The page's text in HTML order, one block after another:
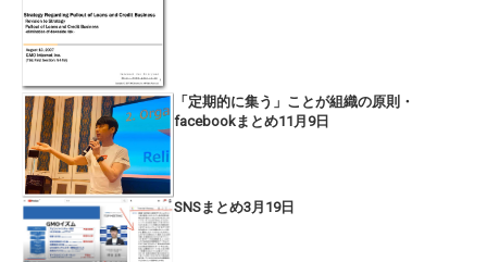
「定期的に集う」ことが組織の原則・
facebookまとめ11月9日
SNSまとめ3月19日